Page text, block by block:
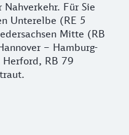
Für Sie
Unterelbe (RE 5
Mitte (RB
– Hamburg-
RB 79